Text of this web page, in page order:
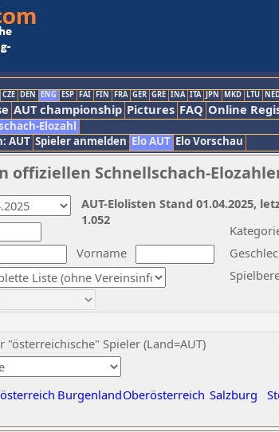
CZE DEN ENG ESP FAI FIN FRA GER GRE INA ITA JPN MKD LTU
AUT championship Pictures FAQ Online
Elozahl
AUT Spieler anmelden Elo AUT Elo Vorschau
offiziellen Schnellschach-
Vorname
"österreichische" Spieler (Land=AUT)
BurgenlandOberösterreich Salzburg
AUT-Elolisten Stand 01.04.2025,
1.052